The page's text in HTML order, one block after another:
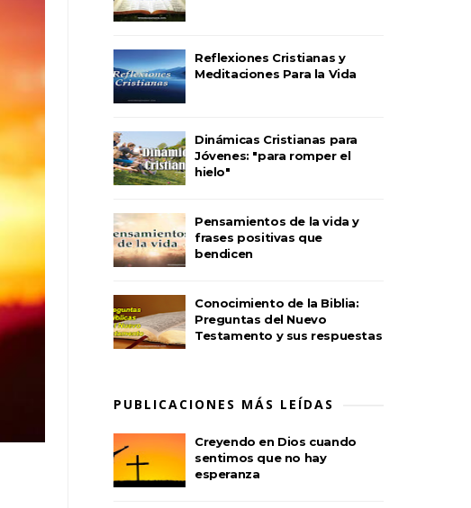
Reflexiones Cristianas y
Meditaciones Para la Vida
Dinámicas Cristianas para
Jóvenes: "para romper el
hielo"
Pensamientos de la vida y
frases positivas que
bendicen
Conocimiento de la Biblia:
Preguntas del Nuevo
Testamento y sus respuestas
PUBLICACIONES MÁS LEÍDAS
Creyendo en Dios cuando
sentimos que no hay
esperanza